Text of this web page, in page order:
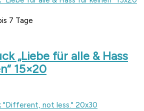
7 Tage
„Liebe für alle & Hass
15×20